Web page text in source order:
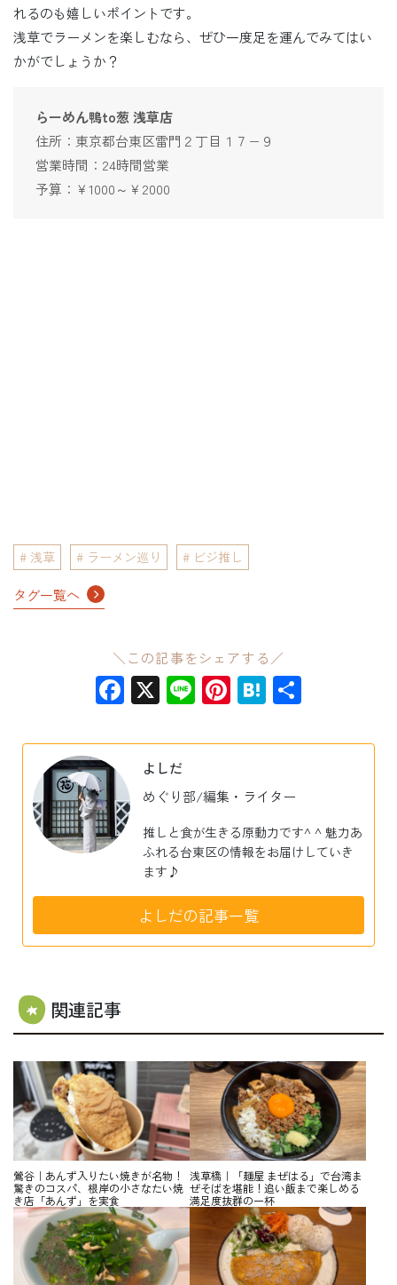
れるのも嬉しいポイントです。
浅草でラーメンを楽しむなら、ぜひ一度足を運んでみてはい
かがでしょうか？
らーめん鴨to葱 浅草店
住所：東京都台東区雷門２丁目１７−９
営業時間：24時間営業
予算：￥1000～￥2000
浅草 ラーメン巡り ビジ推し
タグ一覧へ
＼この記事をシェアする／
Facebook
X LinePinterest
Hatena
よしだ
めぐり部/編集・ライター
推しと食が生きる原動力です^ ^ 魅力あ
ふれる台東区の情報をお届けしていき
ます♪
よしだの記事一覧
関連記事
鶯谷｜あんず入りたい焼きが名物！
驚きのコスパ、根岸の小さなたい焼
き店「あんず」を実食
浅草橋｜「麺屋 まぜはる」で台湾ま
ぜそばを堪能！追い飯まで楽しめる
満足度抜群の一杯